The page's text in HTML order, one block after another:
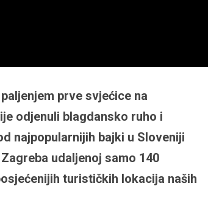
prve svjećice na
odjenuli blagdansko ruho i
najpopularnijih bajki u Sloveniji
udaljenoj samo 140
turističkih lokacija naših